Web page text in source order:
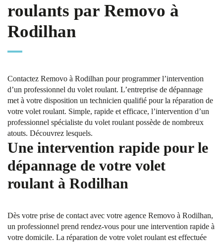
roulants par Removo à
Rodilhan
Contactez Removo à Rodilhan pour programmer l’intervention
d’un professionnel du volet roulant. L’entreprise de dépannage
met à votre disposition un technicien qualifié pour la réparation de
votre volet roulant. Simple, rapide et efficace, l’intervention d’un
professionnel spécialiste du volet roulant possède de nombreux
atouts. Découvrez lesquels.
Une intervention rapide pour le
dépannage de votre volet
roulant à Rodilhan
Dès votre prise de contact avec votre agence Removo à Rodilhan,
un professionnel prend rendez-vous pour une intervention rapide à
votre domicile. La réparation de votre volet roulant est effectuée